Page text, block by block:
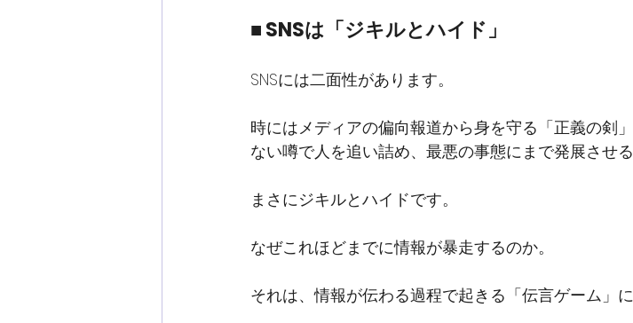
■ SNSは「ジキルとハイド」
SNSには二面性があります。
時にはメディアの偏向報道から身を守る「正義の剣
ない噂で人を追い詰め、最悪の事態にまで発展させ
まさにジキルとハイドです。
なぜこれほどまでに情報が暴走するのか。
それは、情報が伝わる過程で起きる「伝言ゲーム」に